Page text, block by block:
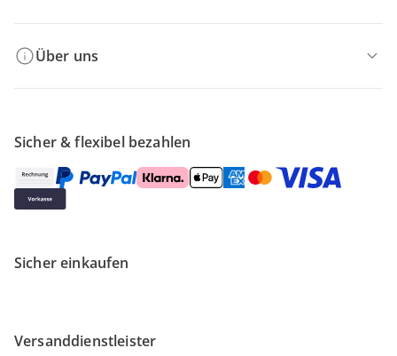
Über uns
Sicher & flexibel bezahlen
Sicher einkaufen
Versanddienstleister